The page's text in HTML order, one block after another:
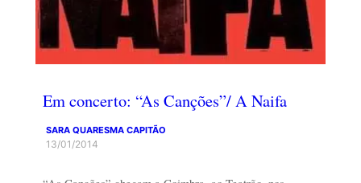
Em concerto: “As Canções”/ A Naifa
SARA QUARESMA CAPITÃO
13/01/2014